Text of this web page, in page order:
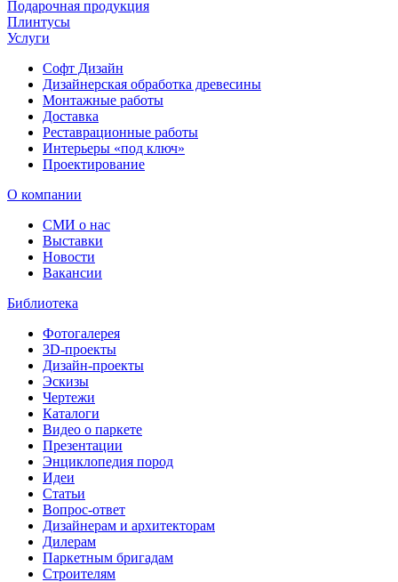
Подарочная продукция
Плинтусы
Услуги
Софт Дизайн
Дизайнерская обработка древесины
Монтажные работы
Доставка
Реставрационные работы
Интерьеры «под ключ»
Проектирование
О компании
СМИ о нас
Выставки
Новости
Вакансии
Библиотека
Фотогалерея
3D-проекты
Дизайн-проекты
Эскизы
Чертежи
Каталоги
Видео о паркете
Презентации
Энциклопедия пород
Идеи
Статьи
Вопрос-ответ
Дизайнерам и архитекторам
Дилерам
Паркетным бригадам
Строителям